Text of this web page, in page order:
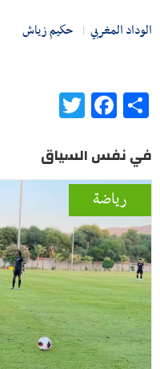
الوداد المغربي حكيم زياش
Share
Facebook
في نفس السياق
رياضة